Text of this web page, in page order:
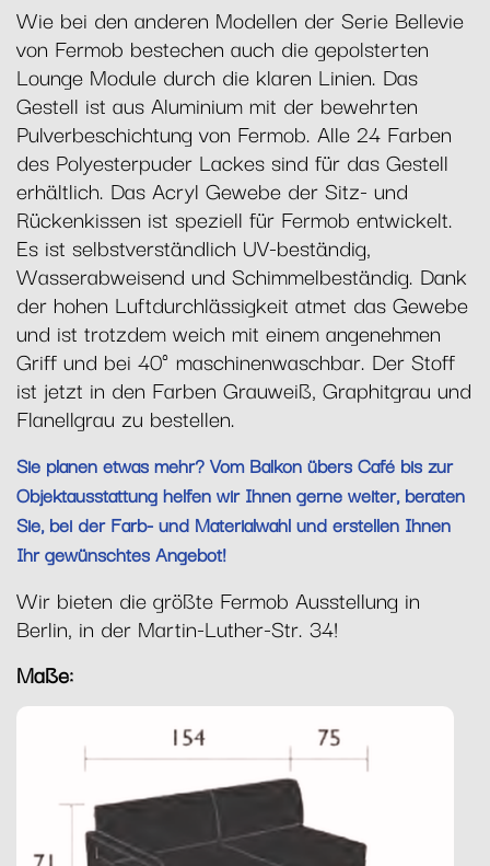
Wie bei den anderen Modellen der Serie Bellevie
von Fermob bestechen auch die gepolsterten
Lounge Module durch die klaren Linien. Das
Gestell ist aus Aluminium mit der bewehrten
Pulverbeschichtung von Fermob. Alle 24 Farben
des Polyesterpuder Lackes sind für das Gestell
erhältlich. Das Acryl Gewebe der Sitz- und
Rückenkissen ist speziell für Fermob entwickelt.
Es ist selbstverständlich UV-beständig,
Wasserabweisend und Schimmelbeständig. Dank
der hohen Luftdurchlässigkeit atmet das Gewebe
und ist trotzdem weich mit einem angenehmen
Griff und bei 40° maschinenwaschbar. Der Stoff
ist jetzt in den Farben Grauweiß, Graphitgrau und
Flanellgrau zu bestellen.
Sie planen etwas mehr? Vom Balkon übers Café bis zur
Objektausstattung helfen wir Ihnen gerne weiter, beraten
Sie, bei der Farb- und Materialwahl und erstellen Ihnen
Ihr gewünschtes Angebot!
Wir bieten die größte Fermob Ausstellung in
Berlin, in der Martin-Luther-Str. 34!
Maße: